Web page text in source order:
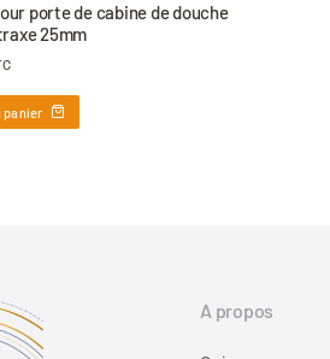
porte de cabine de douche
25mm
panier
A propos